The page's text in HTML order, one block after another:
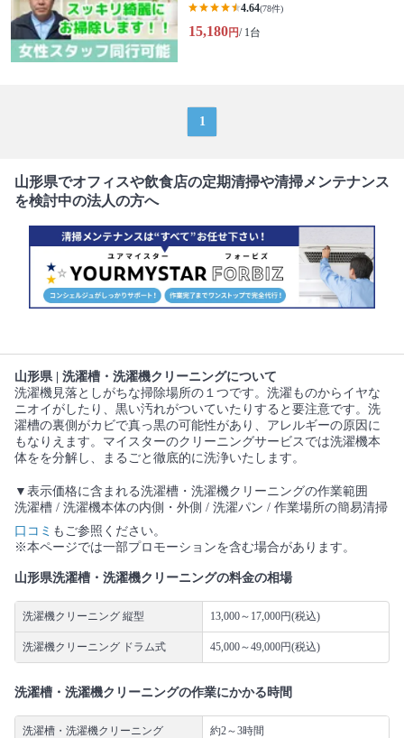
4.64(78件)
15,180円/ 1台
1
山形県でオフィスや飲食店の定期清掃や清掃メンテナンス
を検討中の法人の方へ
山形県 | 洗濯槽・洗濯機クリーニングについて
洗濯機見落としがちな掃除場所の１つです。洗濯ものからイヤな
ニオイがしたり、黒い汚れがついていたりすると要注意です。洗
濯槽の裏側がカビで真っ黒の可能性があり、アレルギーの原因に
もなりえます。マイスターのクリーニングサービスでは洗濯機本
体をを分解し、まるごと徹底的に洗浄いたします。
▼表示価格に含まれる洗濯槽・洗濯機クリーニングの作業範囲
洗濯槽 / 洗濯機本体の内側・外側 / 洗濯パン / 作業場所の簡易清掃
口コミ もご参照ください。
※本ページでは一部プロモーションを含む場合があります。
山形県洗濯槽・洗濯機クリーニングの料金の相場
洗濯機クリーニング 縦型 13,000～17,000円(税込)
洗濯機クリーニング ドラム式 45,000～49,000円(税込)
洗濯槽・洗濯機クリーニングの作業にかかる時間
洗濯槽・洗濯機クリーニング 約2～3時間